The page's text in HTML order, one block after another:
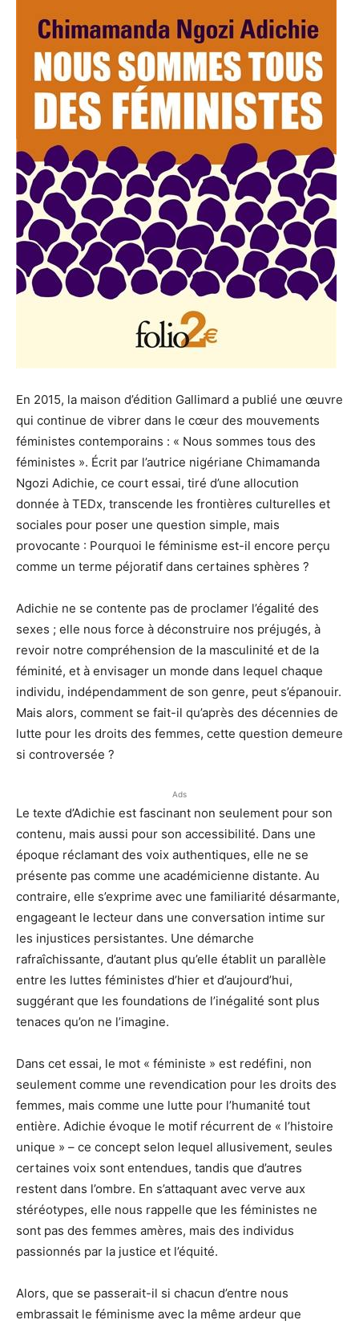
En 2015, la maison d’édition Gallimard a publié une œuvre
qui continue de vibrer dans le cœur des mouvements
féministes contemporains : « Nous sommes tous des
féministes ». Écrit par l’autrice nigériane Chimamanda
Ngozi Adichie, ce court essai, tiré d’une allocution
donnée à TEDx, transcende les frontières culturelles et
sociales pour poser une question simple, mais
provocante : Pourquoi le féminisme est-il encore perçu
comme un terme péjoratif dans certaines sphères ?
Adichie ne se contente pas de proclamer l’égalité des
sexes ; elle nous force à déconstruire nos préjugés, à
revoir notre compréhension de la masculinité et de la
féminité, et à envisager un monde dans lequel chaque
individu, indépendamment de son genre, peut s’épanouir.
Mais alors, comment se fait-il qu’après des décennies de
lutte pour les droits des femmes, cette question demeure
si controversée ?
Ads
Le texte d’Adichie est fascinant non seulement pour son
contenu, mais aussi pour son accessibilité. Dans une
époque réclamant des voix authentiques, elle ne se
présente pas comme une académicienne distante. Au
contraire, elle s’exprime avec une familiarité désarmante,
engageant le lecteur dans une conversation intime sur
les injustices persistantes. Une démarche
rafraîchissante, d’autant plus qu’elle établit un parallèle
entre les luttes féministes d’hier et d’aujourd’hui,
suggérant que les foundations de l’inégalité sont plus
tenaces qu’on ne l’imagine.
Dans cet essai, le mot « féministe » est redéfini, non
seulement comme une revendication pour les droits des
femmes, mais comme une lutte pour l’humanité tout
entière. Adichie évoque le motif récurrent de « l’histoire
unique » – ce concept selon lequel allusivement, seules
certaines voix sont entendues, tandis que d’autres
restent dans l’ombre. En s’attaquant avec verve aux
stéréotypes, elle nous rappelle que les féministes ne
sont pas des femmes amères, mais des individus
passionnés par la justice et l’équité.
Alors, que se passerait-il si chacun d’entre nous
embrassait le féminisme avec la même ardeur que